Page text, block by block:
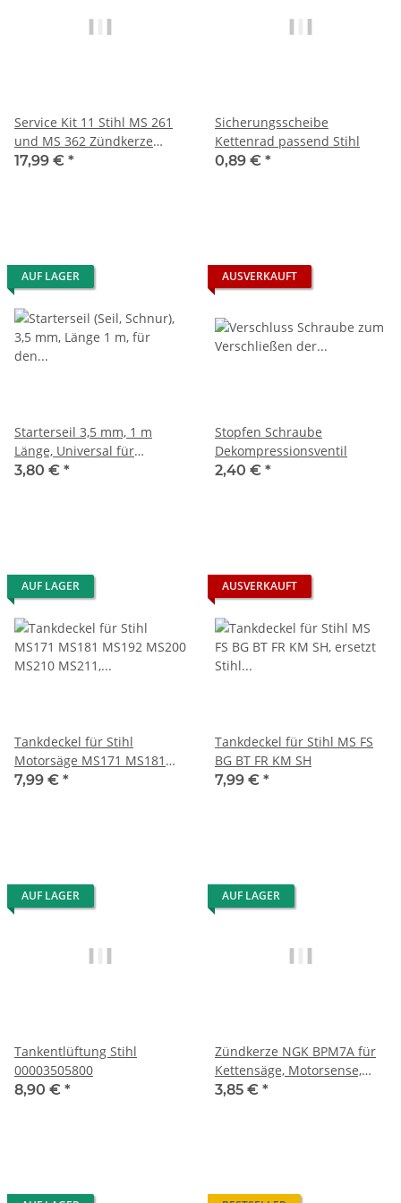
Service Kit 11 Stihl MS 261
und MS 362 Zündkerze
Luftfilter Kraftstofffilter
17,99 € *
Sicherungsscheibe
Kettenrad passend Stihl
0,89 € *
AUF LAGER
Starterseil 3,5 mm, 1 m
Länge, Universal für
Motorsäge, Freischneider ...
3,80 € *
AUSVERKAUFT
Stopfen Schraube
Dekompressionsventil
2,40 € *
AUF LAGER
Tankdeckel für Stihl
Motorsäge MS171 MS181
MS192 MS200 MS210 MS260
7,99 € *
AUSVERKAUFT
Tankdeckel für Stihl MS FS
BG BT FR KM SH
7,99 € *
AUF LAGER
Tankentlüftung Stihl
00003505800
8,90 € *
AUF LAGER
Zündkerze NGK BPM7A für
Kettensäge, Motorsense,
Heckenschere
3,85 € *